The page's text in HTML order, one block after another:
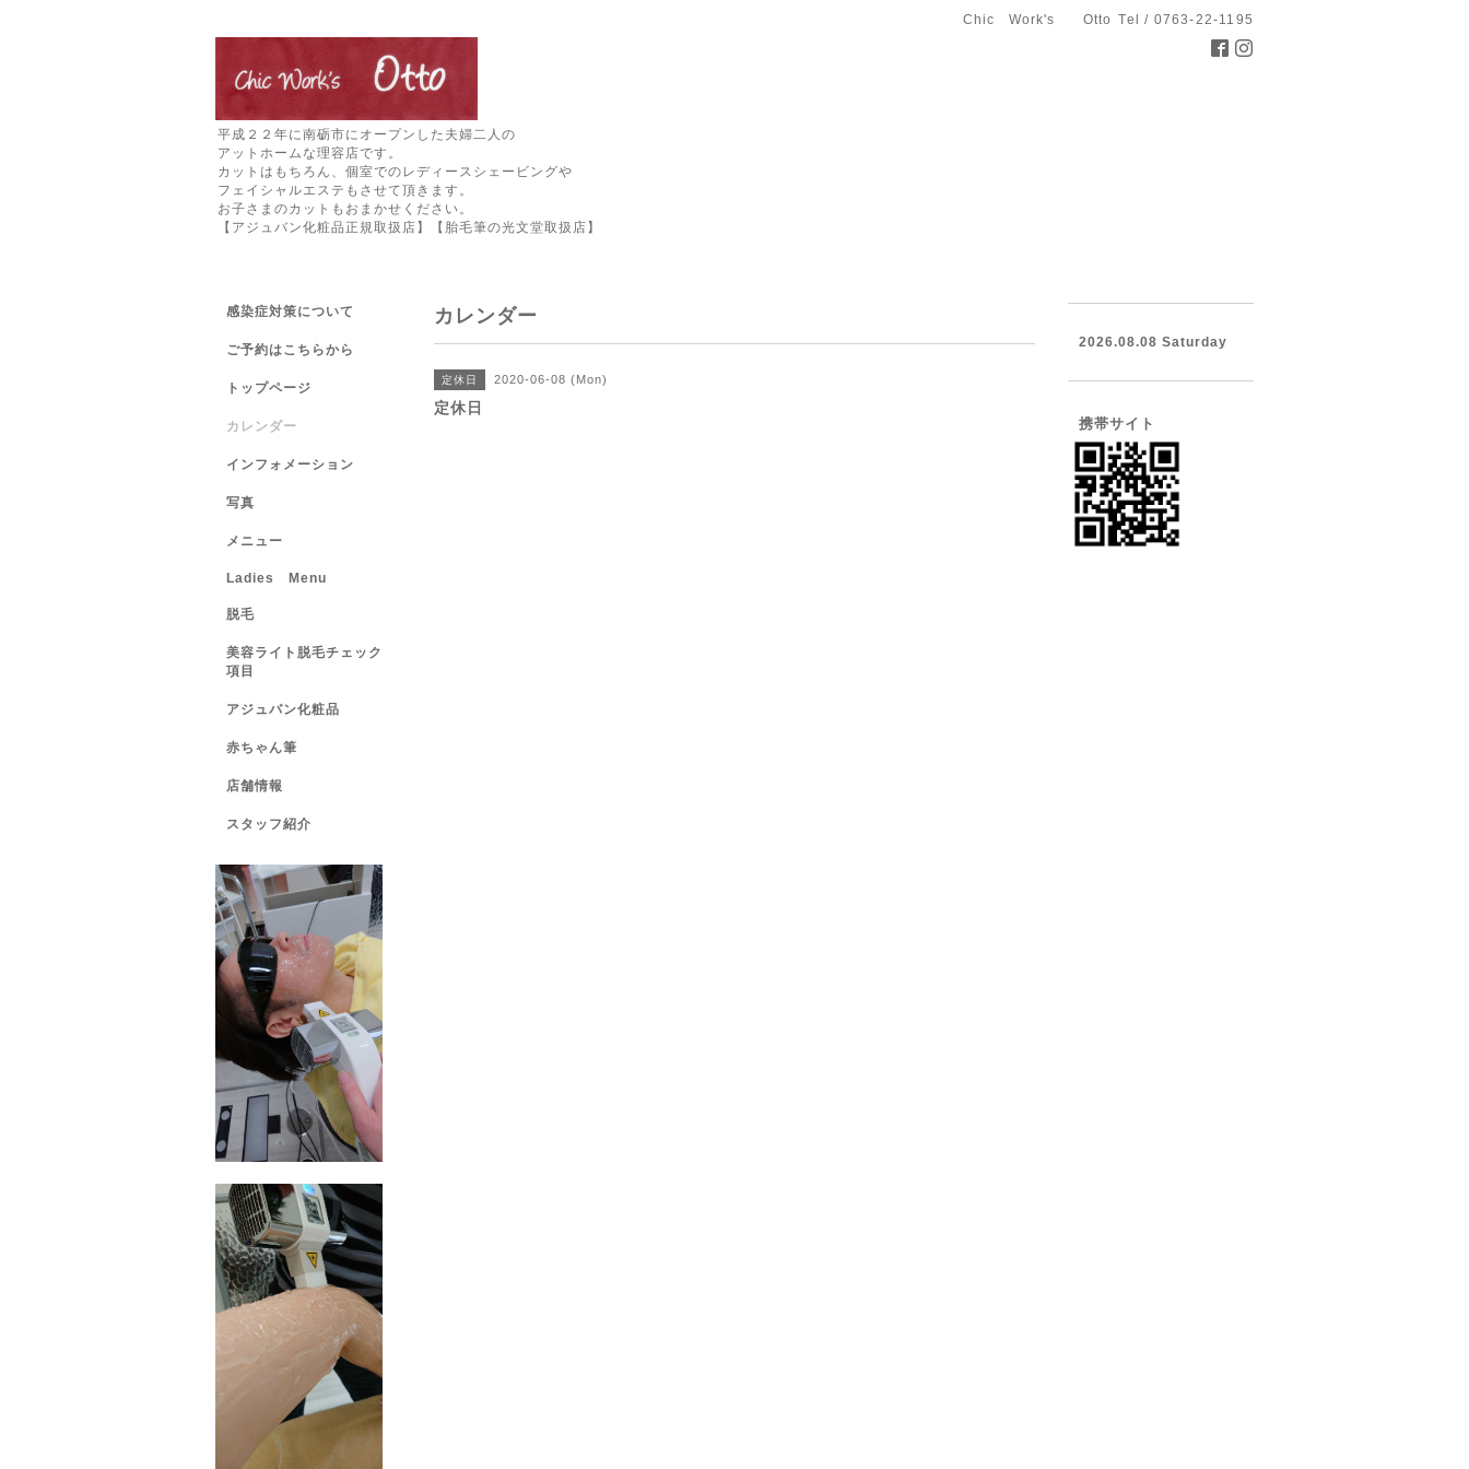
Chic Work's Otto Tel / 0763-22-1195
平成２２年に南砺市にオープンした夫婦二人の
アットホームな理容店です。
カットはもちろん、個室でのレディースシェービングや
フェイシャルエステもさせて頂きます。
お子さまのカットもおまかせください。
【アジュバン化粧品正規取扱店】【胎毛筆の光文堂取扱店】
カレンダー
定休日 2020-06-08 (Mon)
定休日
感染症対策について
ご予約はこちらから
トップページ
カレンダー
インフォメーション
写真
メニュー
Ladies Menu
脱毛
美容ライト脱毛チェック
項目
アジュバン化粧品
赤ちゃん筆
店舗情報
スタッフ紹介
2026.08.08 Saturday
携帯サイト